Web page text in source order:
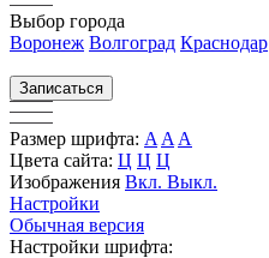
Выбор города
Воронеж Волгоград Краснодар
Записаться
Размер шрифта: A A A
Цвета сайта: Ц Ц Ц
Изображения Вкл. Выкл.
Настройки
Обычная версия
Настройки шрифта: